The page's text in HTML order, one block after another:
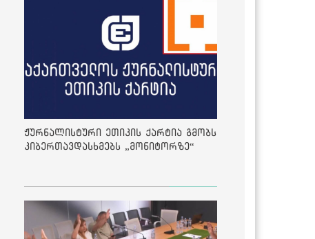
ჟურნალისტური ეთიკის ქარტია გმობს
კიბერთავდასხმებს „მონიტორზე“